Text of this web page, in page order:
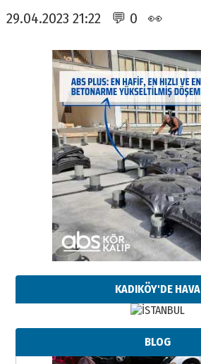
29.04.2023 21:22 💬 0 👀
KADIKÖY'DE HAVA
BLOG